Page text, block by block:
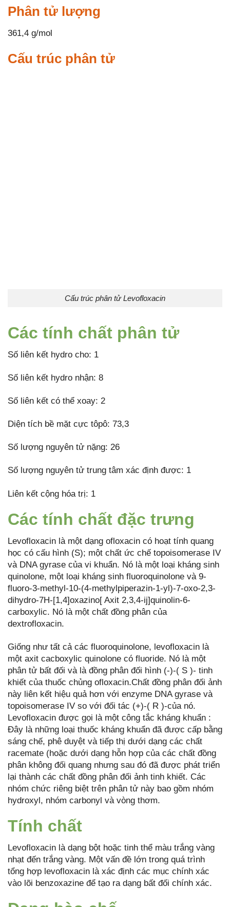
Phân tử lượng
361,4 g/mol
Cấu trúc phân tử
Cấu trúc phân tử Levofloxacin
Các tính chất phân tử
Số liên kết hydro cho: 1
Số liên kết hydro nhận: 8
Số liên kết có thể xoay: 2
Diện tích bề mặt cực tôpô: 73,3
Số lượng nguyên tử nặng: 26
Số lượng nguyên tử trung tâm xác định được: 1
Liên kết cộng hóa trị: 1
Các tính chất đặc trưng
Levofloxacin là một dạng ofloxacin có hoạt tính quang
học có cấu hình (S); một chất ức chế topoisomerase IV
và DNA gyrase của vi khuẩn. Nó là một loại kháng sinh
quinolone, một loại kháng sinh fluoroquinolone và 9-
fluoro-3-methyl-10-(4-methylpiperazin-1-yl)-7-oxo-2,3-
dihydro-7H-[1,4]oxazino[ Axit 2,3,4-ij]quinolin-6-
carboxylic. Nó là một chất đồng phân của
dextrofloxacin.
Giống như tất cả các fluoroquinolone, levofloxacin là
một axit cacboxylic quinolone có fluoride. Nó là một
phân tử bất đối và là đồng phân đối hình (-)-( S )- tinh
khiết của thuốc chủng ofloxacin.Chất đồng phân đối ảnh
này liên kết hiệu quả hơn với enzyme DNA gyrase và
topoisomerase IV so với đối tác (+)-( R )-của nó.
Levofloxacin được gọi là một công tắc kháng khuẩn :
Đây là những loại thuốc kháng khuẩn đã được cấp bằng
sáng chế, phê duyệt và tiếp thị dưới dạng các chất
racemate (hoặc dưới dạng hỗn hợp của các chất đồng
phân không đối quang nhưng sau đó đã được phát triển
lại thành các chất đồng phân đối ảnh tinh khiết. Các
nhóm chức riêng biệt trên phân tử này bao gồm nhóm
hydroxyl, nhóm carbonyl và vòng thơm.
Tính chất
Levofloxacin là dạng bột hoặc tinh thể màu trắng vàng
nhạt đến trắng vàng. Một vấn đề lớn trong quá trình
tổng hợp levofloxacin là xác định các mục chính xác
vào lõi benzoxazine để tạo ra dạng bất đối chính xác.